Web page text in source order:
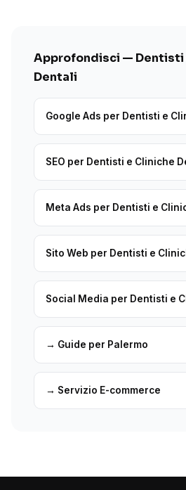
Approfondisci — Dentisti
Dentali
Google Ads per Dentisti e
SEO per Dentisti e Cliniche
Meta Ads per Dentisti e
Sito Web per Dentisti e
Social Media per Dentisti e
→ Guide per Palermo
→ Servizio E-commerce